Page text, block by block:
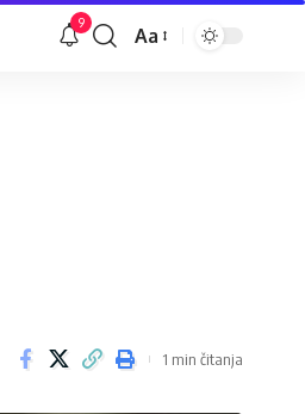
9
Veličina
Aa
1 min čitanja